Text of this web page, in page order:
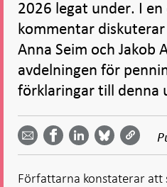
2026 legat under. I en
kommentar
Anna Seim och Jakob
avdelningen för
förklaringar till denna
Dela
email -
Öppnas
i ny flik
Dela på
Facebook
- Öppnas
Dela på
LinkedIn
-
Öppnas
i ny flik
på
Bluesky
-
i ny flik
på
Twitter
-
i ny flik
Författarna konstaterar att